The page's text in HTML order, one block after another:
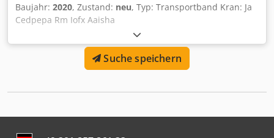
Baujahr: 2020, Zustand: neu, Typ: Transportband Kran: Ja
Cedpepa Rm Iofx Aaisha
Suche speichern